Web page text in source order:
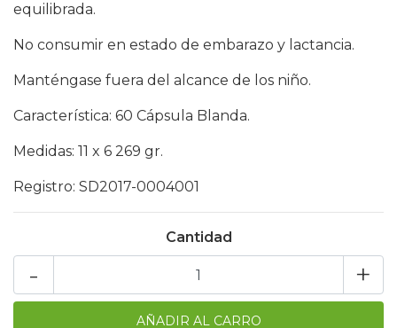
equilibrada.
No consumir en estado de embarazo y lactancia.
Manténgase fuera del alcance de los niño.
Característica: 60 Cápsula Blanda.
Medidas: 11 x 6 269 gr.
Registro: SD2017-0004001
Cantidad
+
-